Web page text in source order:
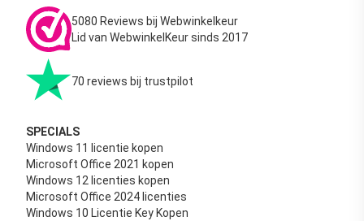
5080 Reviews bij Webwinkelkeur
Lid van WebwinkelKeur sinds 2017
70 reviews bij trustpilot
SPECIALS
Windows 11 licentie kopen
Microsoft Office 2021 kopen
Windows 12 licenties kopen
Microsoft Office 2024 licenties
Windows 10 Licentie Key Kopen